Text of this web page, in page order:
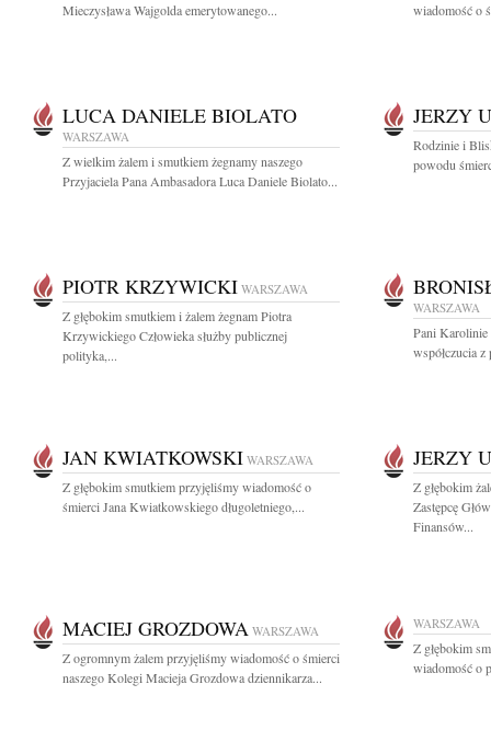
Mieczysława Wajgolda emerytowanego...
wiadomość o
LUCA DANIELE BIOLATO
WARSZAWA
Z wielkim żalem i smutkiem żegnamy naszego
Przyjaciela Pana Ambasadora Luca Daniele Biolato...
JERZY
Rodzinie i
powodu
PIOTR KRZYWICKI WARSZAWA
Z głębokim smutkiem i żalem żegnam Piotra
Krzywickiego Człowieka służby publicznej
polityka,...
WARSZAWA
Pani
współczucia
JAN KWIATKOWSKI WARSZAWA
Z głębokim smutkiem przyjęliśmy wiadomość o
śmierci Jana Kwiatkowskiego długoletniego,...
JERZY
Z głębokim
Zastępcę
Finansów...
MACIEJ GROZDOWA WARSZAWA
Z ogromnym żalem przyjęliśmy wiadomość o śmierci
naszego Kolegi Macieja Grozdowa dziennikarza...
WARSZAWA
Z głębokim
wiadomość o